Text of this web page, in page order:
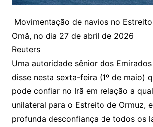
Movimentação de navios no
Omã, no dia 27 de abril de 2026
Reuters
Uma autoridade sênior dos
disse nesta sexta-feira (1º de maio)
pode confiar no Irã em relação a
unilateral para o Estreito de Ormuz,
profunda desconfiança de todos os